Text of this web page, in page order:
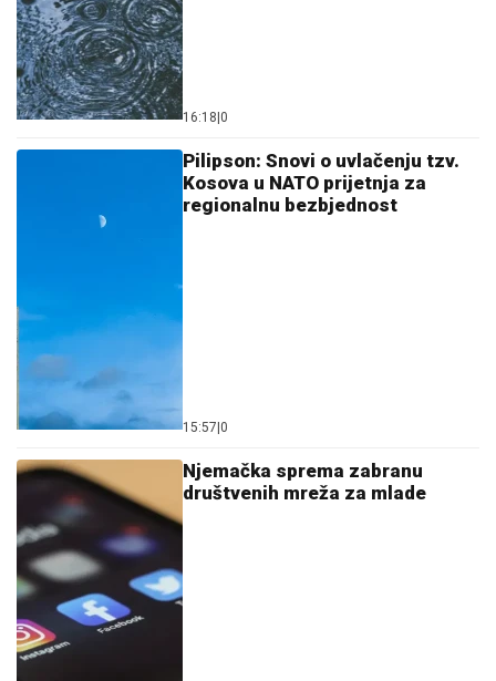
16:18 0
Pilipson: Snovi o uvlačenju tzv.
Kosova u NATO prijetnja za
regionalnu bezbjednost
15:57 0
Njemačka sprema zabranu
društvenih mreža za mlade